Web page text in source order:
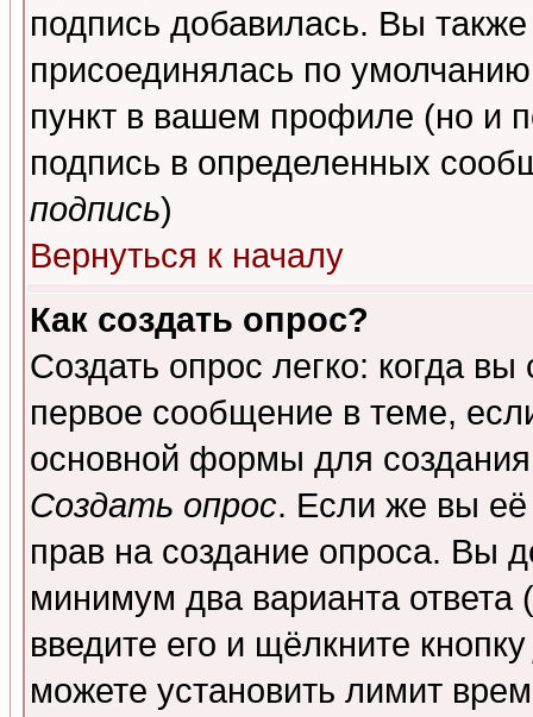
подпись добавилась. Вы
присоединялась по
пункт в вашем профиле (но и
подпись в определенных
подпись)
Вернуться к началу
Как создать опрос?
Создать опрос легко: когда
первое сообщение в теме,
основной формы для
Создать опрос. Если же вы её
прав на создание опроса. Вы
минимум два варианта ответа
введите его и щёлкните
можете установить лимит